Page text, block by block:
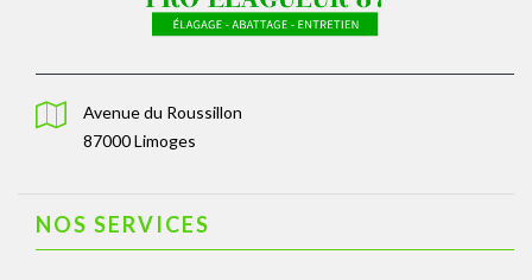
Avenue du Roussillon
87000 Limoges
NOS SERVICES